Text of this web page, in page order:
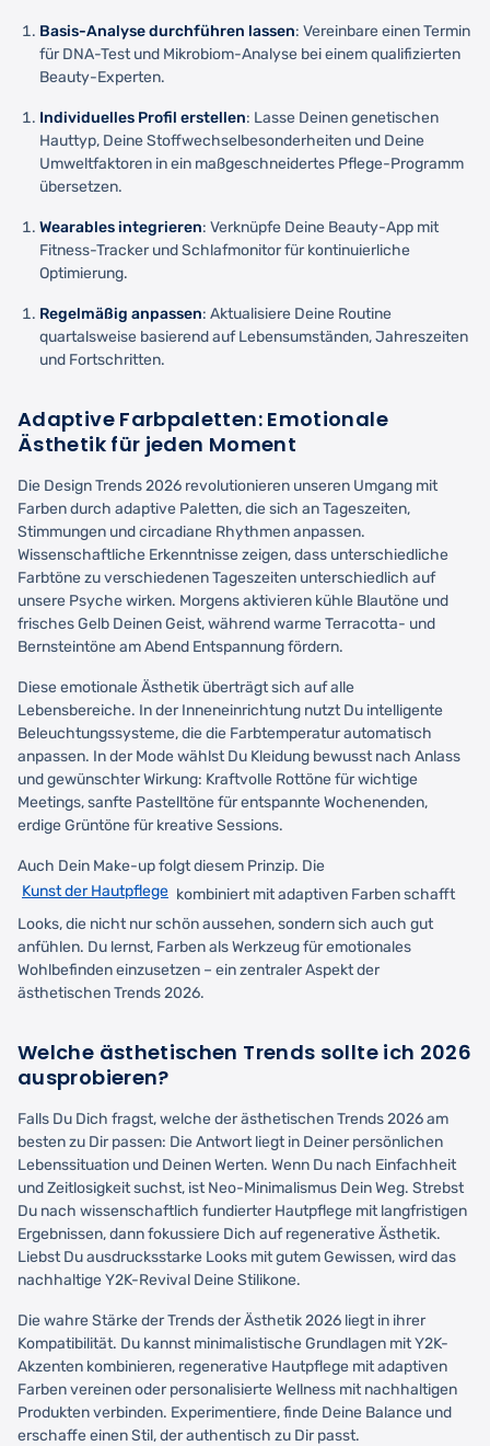
Basis-Analyse durchführen lassen: Vereinbare einen Termin
für DNA-Test und Mikrobiom-Analyse bei einem qualifizierten
Beauty-Experten.
Individuelles Profil erstellen: Lasse Deinen genetischen
Hauttyp, Deine Stoffwechselbesonderheiten und Deine
Umweltfaktoren in ein maßgeschneidertes Pflege-Programm
übersetzen.
Wearables integrieren: Verknüpfe Deine Beauty-App mit
Fitness-Tracker und Schlafmonitor für kontinuierliche
Optimierung.
Regelmäßig anpassen: Aktualisiere Deine Routine
quartalsweise basierend auf Lebensumständen, Jahreszeiten
und Fortschritten.
Adaptive Farbpaletten: Emotionale
Ästhetik für jeden Moment
Die Design Trends 2026 revolutionieren unseren Umgang mit
Farben durch adaptive Paletten, die sich an Tageszeiten,
Stimmungen und circadiane Rhythmen anpassen.
Wissenschaftliche Erkenntnisse zeigen, dass unterschiedliche
Farbtöne zu verschiedenen Tageszeiten unterschiedlich auf
unsere Psyche wirken. Morgens aktivieren kühle Blautöne und
frisches Gelb Deinen Geist, während warme Terracotta- und
Bernsteintöne am Abend Entspannung fördern.
Diese emotionale Ästhetik überträgt sich auf alle
Lebensbereiche. In der Inneneinrichtung nutzt Du intelligente
Beleuchtungssysteme, die die Farbtemperatur automatisch
anpassen. In der Mode wählst Du Kleidung bewusst nach Anlass
und gewünschter Wirkung: Kraftvolle Rottöne für wichtige
Meetings, sanfte Pastelltöne für entspannte Wochenenden,
erdige Grüntöne für kreative Sessions.
Auch Dein Make-up folgt diesem Prinzip. Die
Kunst der Hautpflege kombiniert mit adaptiven Farben schafft
Looks, die nicht nur schön aussehen, sondern sich auch gut
anfühlen. Du lernst, Farben als Werkzeug für emotionales
Wohlbefinden einzusetzen – ein zentraler Aspekt der
ästhetischen Trends 2026.
Welche ästhetischen Trends sollte ich 2026
ausprobieren?
Falls Du Dich fragst, welche der ästhetischen Trends 2026 am
besten zu Dir passen: Die Antwort liegt in Deiner persönlichen
Lebenssituation und Deinen Werten. Wenn Du nach Einfachheit
und Zeitlosigkeit suchst, ist Neo-Minimalismus Dein Weg. Strebst
Du nach wissenschaftlich fundierter Hautpflege mit langfristigen
Ergebnissen, dann fokussiere Dich auf regenerative Ästhetik.
Liebst Du ausdrucksstarke Looks mit gutem Gewissen, wird das
nachhaltige Y2K-Revival Deine Stilikone.
Die wahre Stärke der Trends der Ästhetik 2026 liegt in ihrer
Kompatibilität. Du kannst minimalistische Grundlagen mit Y2K-
Akzenten kombinieren, regenerative Hautpflege mit adaptiven
Farben vereinen oder personalisierte Wellness mit nachhaltigen
Produkten verbinden. Experimentiere, finde Deine Balance und
erschaffe einen Stil, der authentisch zu Dir passt.